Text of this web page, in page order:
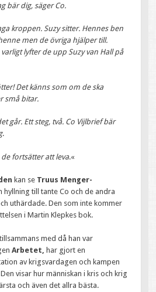
bär dig, säger Co.
kroppen. Suzy sitter. Hennes ben
men de övriga hjälper till.
lyfter de upp Suzy van Hall på
Det känns som om de ska
små bitar.
går. Ett steg, två. Co Vijlbrief bär
.
fortsätter att leva.«
kan se Truus Menger-
hyllning till tante Co och de andra
uthärdade. Den som inte kommer
i Martin Klepkes bok.
med då han var
Arbetet,
har gjort en
av krigsvardagen och kampen
visar hur människan i kris och krig
och även det allra bästa.